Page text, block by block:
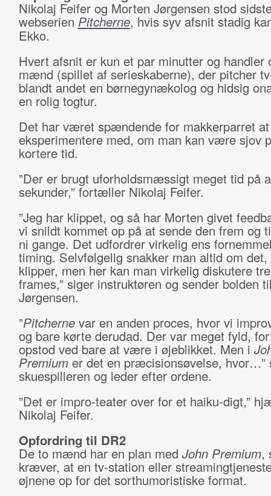
Nikolaj Feifer og Morten Jørgensen stod
webserien Pitcherne, hvis syv afsnit stadig
Ekko.
Hvert afsnit er kun et par minutter og handler
mænd (spillet af serieskaberne), der pitcher
blandt andet en børnegynækolog og hidsig
en rolig togtur.
Det har været spændende for makkerparret at
eksperimentere med, om man kan være sjov
kortere tid.
”Der er brugt uforholdsmæssigt meget tid på
sekunder,” fortæller Nikolaj Feifer.
”Jeg har klippet, og så har Morten givet
vi snildt kommet op på at sende den frem og
ni gange. Det udfordrer virkelig ens
timing. Selvfølgelig snakker man altid om det,
klipper, men her kan man virkelig diskutere
frames,” siger instruktøren og sender bolden
Jørgensen.
”Pitchernevar en anden proces, hvor vi
og bare kørte derudad. Der var meget fyld,
opstod ved bare at være i øjeblikket. Men i
Premium er det en præcisionsøvelse, hvor…”
skuespilleren og leder efter ordene.
”Det er impro-teater over for et haiku-digt,”
Nikolaj Feifer.
Opfordring til DR2
De to mænd har en plan med John Premium,
kræver, at en tv-station eller
øjnene op for det sorthumoristiske format.